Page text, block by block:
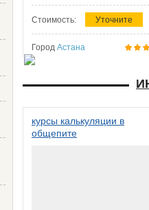
Стоимость: Уточните
Город Астана
курсы калькуляции в
общепите